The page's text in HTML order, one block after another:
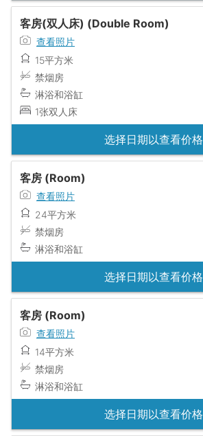
客房(双人床) (Double Room)
查看照片
15平方米
禁烟房
淋浴和浴缸
1张双人床
选择日期以查看价格
客房 (Room)
查看照片
24平方米
禁烟房
淋浴和浴缸
选择日期以查看价格
客房 (Room)
查看照片
14平方米
禁烟房
淋浴和浴缸
选择日期以查看价格